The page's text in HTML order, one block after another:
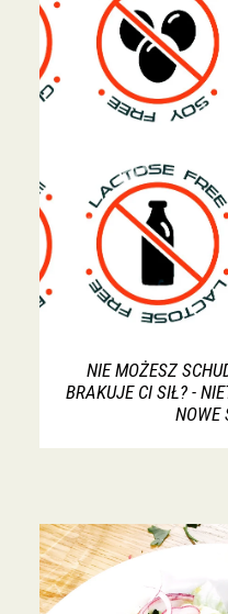
NIE MOŻESZ
BRAKUJE CI SIŁ? -
NOWE